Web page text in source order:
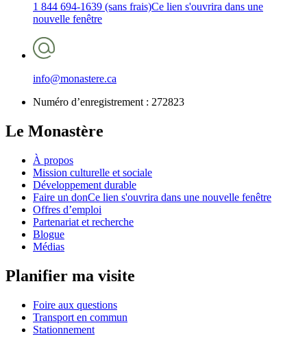
1 844 694-1639 (sans frais)Ce lien s'ouvrira dans une
nouvelle fenêtre
info@monastere.ca
Numéro d’enregistrement : 272823
Le Monastère
À propos
Mission culturelle et sociale
Développement durable
Faire un donCe lien s'ouvrira dans une nouvelle fenêtre
Offres d’emploi
Partenariat et recherche
Blogue
Médias
Planifier ma visite
Foire aux questions
Transport en commun
Stationnement